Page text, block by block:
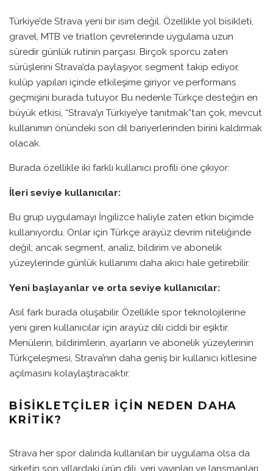
Türkiye’de Strava yeni bir isim değil. Özellikle yol bisikleti,
gravel, MTB ve triatlon çevrelerinde uygulama uzun
süredir günlük rutinin parçası. Birçok sporcu zaten
sürüşlerini Strava’da paylaşıyor, segment takip ediyor,
kulüp yapıları içinde etkileşime giriyor ve performans
geçmişini burada tutuyor. Bu nedenle Türkçe desteğin en
büyük etkisi, “Strava’yı Türkiye’ye tanıtmak”tan çok, mevcut
kullanımın önündeki son dil bariyerlerinden birini kaldırmak
olacak.
Burada özellikle iki farklı kullanıcı profili öne çıkıyor:
İleri seviye kullanıcılar:
Bu grup uygulamayı İngilizce haliyle zaten etkin biçimde
kullanıyordu. Onlar için Türkçe arayüz devrim niteliğinde
değil; ancak segment, analiz, bildirim ve abonelik
yüzeylerinde günlük kullanımı daha akıcı hale getirebilir.
Yeni başlayanlar ve orta seviye kullanıcılar:
Asıl fark burada oluşabilir. Özellikle spor teknolojilerine
yeni giren kullanıcılar için arayüz dili ciddi bir eşiktir.
Menülerin, bildirimlerin, ayarların ve abonelik yüzeylerinin
Türkçeleşmesi, Strava’nın daha geniş bir kullanıcı kitlesine
açılmasını kolaylaştıracaktır.
BISIKLETÇILER IÇIN NEDEN DAHA
KRITIK?
Strava her spor dalında kullanılan bir uygulama olsa da
şirketin son yıllardaki ürün dili, veri yayınları ve lansmanları,